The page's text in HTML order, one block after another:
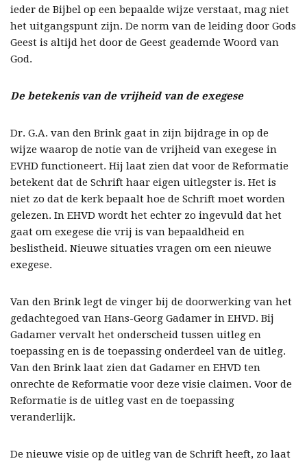
ieder de Bijbel op een bepaalde wijze verstaat, mag niet
het uitgangspunt zijn. De norm van de leiding door Gods
Geest is altijd het door de Geest geademde Woord van
God.
De betekenis van de vrijheid van de exegese
Dr. G.A. van den Brink gaat in zijn bijdrage in op de
wijze waarop de notie van de vrijheid van exegese in
EVHD functioneert. Hij laat zien dat voor de Reformatie
betekent dat de Schrift haar eigen uitlegster is. Het is
niet zo dat de kerk bepaalt hoe de Schrift moet worden
gelezen. In EHVD wordt het echter zo ingevuld dat het
gaat om exegese die vrij is van bepaaldheid en
beslistheid. Nieuwe situaties vragen om een nieuwe
exegese.
Van den Brink legt de vinger bij de doorwerking van het
gedachtegoed van Hans-Georg Gadamer in EHVD. Bij
Gadamer vervalt het onderscheid tussen uitleg en
toepassing en is de toepassing onderdeel van de uitleg.
Van den Brink laat zien dat Gadamer en EHVD ten
onrechte de Reformatie voor deze visie claimen. Voor de
Reformatie is de uitleg vast en de toepassing
veranderlijk.
De nieuwe visie op de uitleg van de Schrift heeft, zo laat